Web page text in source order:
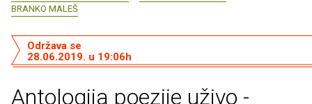
BRANKO MALEŠ
Antologija poezije uživo -
Održava se
28.06.2019. u 19:06h